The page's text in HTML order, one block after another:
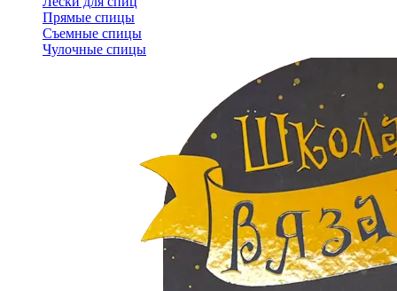
Прямые спицы
Съемные спицы
Чулочные спицы